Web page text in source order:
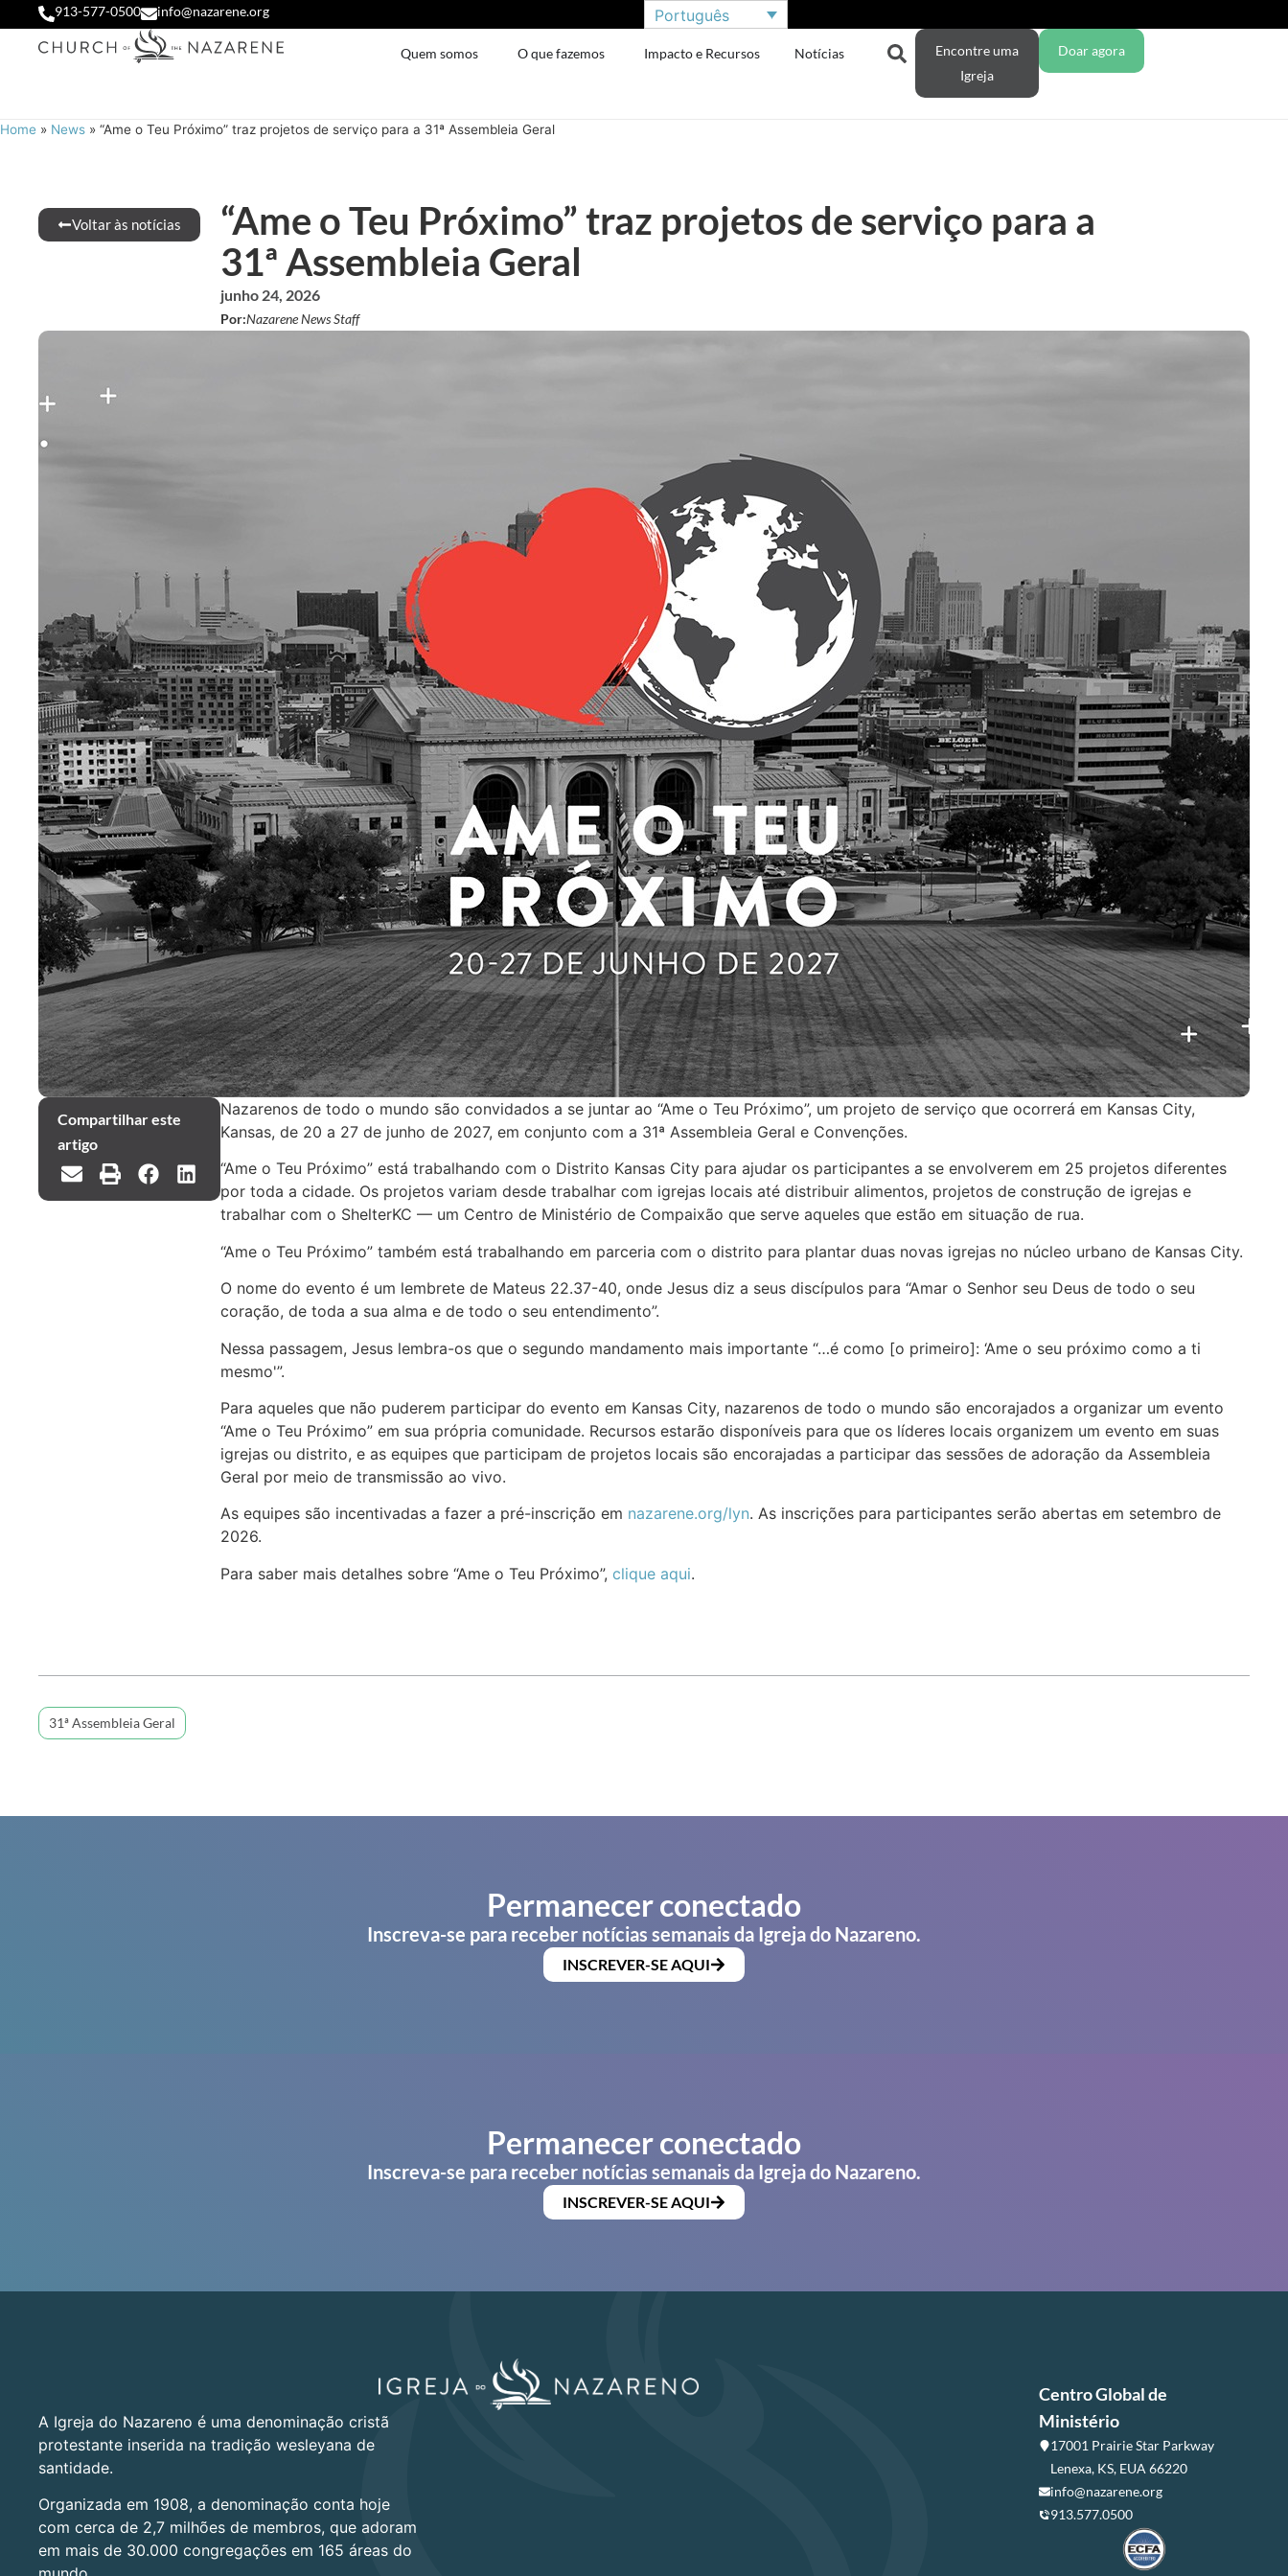
913-577-0500 info@nazarene.org Português
Quem somos O que fazemos Impacto e Recursos Notícias
Encontre uma
Igreja
Doar agora
Home » News » “Ame o Teu Próximo” traz projetos de serviço para a 31ª Assembleia Geral
Voltar às notícias
“Ame o Teu Próximo” traz projetos de serviço para a
31ª Assembleia Geral
junho 24, 2026
Por:Nazarene News Staff
Compartilhar este
artigo
Nazarenos de todo o mundo são convidados a se juntar ao “Ame o Teu Próximo”, um projeto de serviço que ocorrerá em Kansas City,
Kansas, de 20 a 27 de junho de 2027, em conjunto com a 31ª Assembleia Geral e Convenções.
“Ame o Teu Próximo” está trabalhando com o Distrito Kansas City para ajudar os participantes a se envolverem em 25 projetos diferentes
por toda a cidade. Os projetos variam desde trabalhar com igrejas locais até distribuir alimentos, projetos de construção de igrejas e
trabalhar com o ShelterKC — um Centro de Ministério de Compaixão que serve aqueles que estão em situação de rua.
“Ame o Teu Próximo” também está trabalhando em parceria com o distrito para plantar duas novas igrejas no núcleo urbano de Kansas City.
O nome do evento é um lembrete de Mateus 22.37-40, onde Jesus diz a seus discípulos para “Amar o Senhor seu Deus de todo o seu
coração, de toda a sua alma e de todo o seu entendimento”.
Nessa passagem, Jesus lembra-os que o segundo mandamento mais importante “…é como [o primeiro]: ‘Ame o seu próximo como a ti
mesmo'”.
Para aqueles que não puderem participar do evento em Kansas City, nazarenos de todo o mundo são encorajados a organizar um evento
“Ame o Teu Próximo” em sua própria comunidade. Recursos estarão disponíveis para que os líderes locais organizem um evento em suas
igrejas ou distrito, e as equipes que participam de projetos locais são encorajadas a participar das sessões de adoração da Assembleia
Geral por meio de transmissão ao vivo.
As equipes são incentivadas a fazer a pré-inscrição em nazarene.org/lyn. As inscrições para participantes serão abertas em setembro de
2026.
Para saber mais detalhes sobre “Ame o Teu Próximo”, clique aqui.
31ª Assembleia Geral
Permanecer conectado
Inscreva-se para receber notícias semanais da Igreja do Nazareno.
INSCREVER-SE AQUI
Permanecer conectado
Inscreva-se para receber notícias semanais da Igreja do Nazareno.
INSCREVER-SE AQUI
A Igreja do Nazareno é uma denominação cristã
protestante inserida na tradição wesleyana de
santidade.
Organizada em 1908, a denominação conta hoje
com cerca de 2,7 milhões de membros, que adoram
em mais de 30.000 congregações em 165 áreas do
Centro Global de
Ministério
17001 Prairie Star Parkway
Lenexa, KS, EUA 66220
info@nazarene.org
913.577.0500